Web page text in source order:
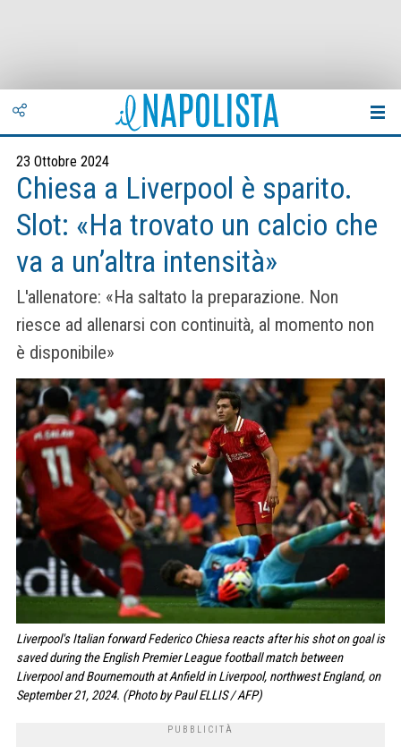
23 Ottobre 2024
Chiesa a Liverpool è sparito.
Slot: «Ha trovato un calcio che
va a un’altra intensità»
L'allenatore: «Ha saltato la preparazione. Non
riesce ad allenarsi con continuità, al momento non
è disponibile»
Liverpool's Italian forward Federico Chiesa reacts after his shot on goal is
saved during the English Premier League football match between
Liverpool and Bournemouth at Anfield in Liverpool, northwest England, on
September 21, 2024. (Photo by Paul ELLIS / AFP)